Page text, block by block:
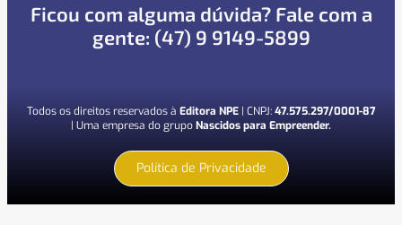
Ficou com alguma dúvida? Fale com a
gente: (47) 9 9149-5899
Todos os direitos reservados à Editora NPE| CNPJ:47.575.297/0001-87
| Uma empresa do grupoNascidos para Empreender.
Política de Privacidade